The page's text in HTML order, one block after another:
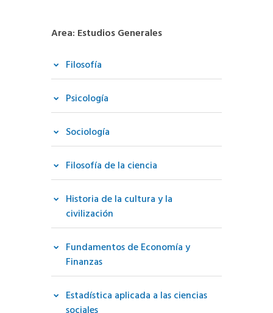
Area: Estudios Generales
Filosofía
Psicología
Sociología
Filosofía de la ciencia
Historia de la cultura y la
civilización
Fundamentos de Economía y
Finanzas
Estadística aplicada a las ciencias